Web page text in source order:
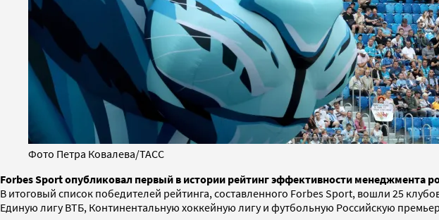
Фото Петра Ковалева/ТАСС
Forbes Sport опубликовал первый в истории рейтинг эффективности менеджмента
В итоговый список победителей рейтинга, составленного Forbes Sport, вошли 25
Единую лигу ВТБ, Континентальную хоккейную лигу и футбольную Российскую